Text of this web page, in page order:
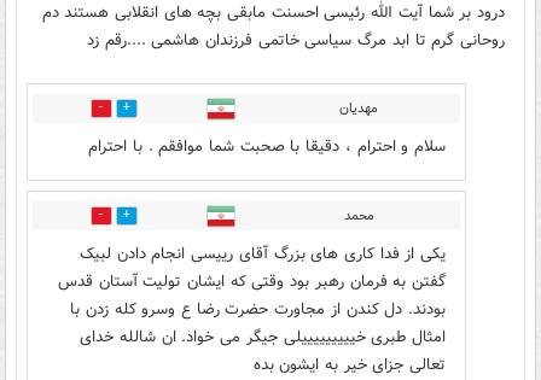
درود بر شما آیت الله رئیسی احسنت مابقی بچه های انقلابی هستند دم
روحانی گرم تا ابد مرگ سیاسی خاتمی فرزندان هاشمی ....رقم زد
مهدیان 10
سلام و احترام ، دقیقا با صحبت شما موافقم . با احترام
محمد 6
یکی از فدا کاری های بزرگ آقای رییسی انجام دادن لبیک
گفتن به فرمان رهبر بود وقتی که ایشان تولیت آستان قدس
بودند. دل کندن از مجاورت حضرت رضا ع وسرو کله زدن با
امثال طبری خیییییییییلی جیگر می خواد. ان شالله خدای
تعالی جزای خیر به ایشون بده